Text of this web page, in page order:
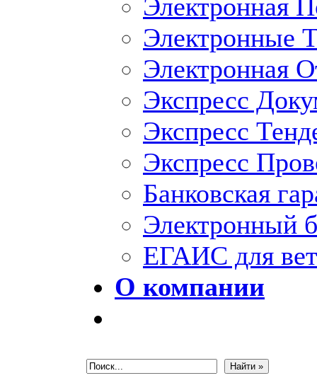
Электронная
Электронные
Электронная
Экспресс
Экспресс
Экспресс
Банковская
Электронный
ЕГАИС для
О компании